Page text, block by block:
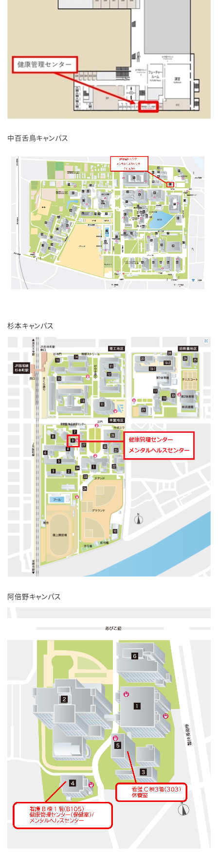
中百舌鳥キャンパス
杉本キャンパス
阿倍野キャンパス